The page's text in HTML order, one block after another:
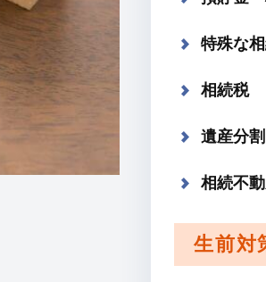
特殊な
相続税
遺産分割
相続不
生前対